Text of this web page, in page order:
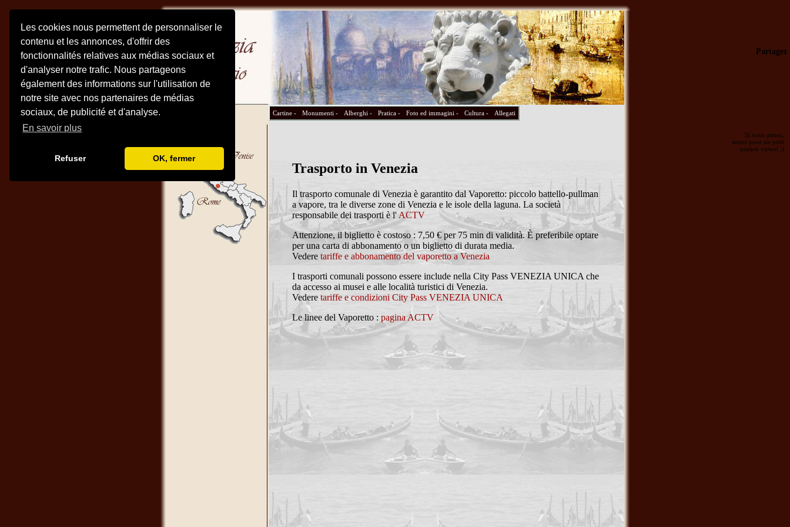
Les cookies nous permettent de personnaliser le
contenu et les annonces, d'offrir des
fonctionnalités relatives aux médias sociaux et
d'analyser notre trafic. Nous partageons
également des informations sur l'utilisation de
notre site avec nos partenaires de médias
sociaux, de publicité et d'analyse.
En savoir plus
Refuser OK, fermer
Cartine - Monumenti - Alberghi - Pratica - Foto ed immagini - Cultura - Allegati
Trasporto in Venezia
Il trasporto comunale di Venezia è garantito dal Vaporetto: piccolo battello-pullman
a vapore, tra le diverse zone di Venezia e le isole della laguna. La società
responsabile dei trasporti è l'ACTV
Attenzione, il biglietto è costoso : 7,50 € per 75 min di validità. È preferibile optare
per una carta di abbonamento o un biglietto di durata media.
Vedere tariffe e abbonamento del vaporetto a Venezia
I trasporti comunali possono essere include nella City Pass VENEZIA UNICA che
da accesso ai musei e alle località turistici di Venezia.
Vedere tariffe e condizioni City Pass VENEZIA UNICA
Le linee del Vaporetto : pagina ACTV
Partagez
Si vous aimez,
merci pour un petit
soutien virtuel ;)